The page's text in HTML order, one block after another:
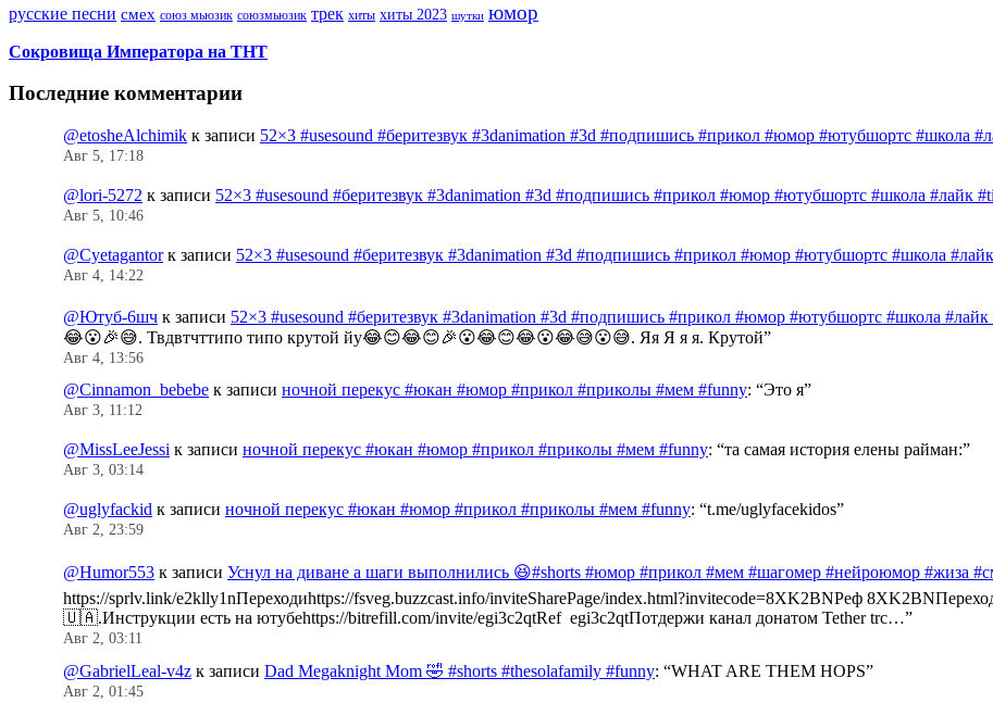
русские песни смех союз мьюзик союзмьюзик трек хиты хиты 2023 шутки юмор
Сокровища Императора на ТНТ
Последние комментарии
@etosheAlchimik к записи 52×3 #usesound #беритезвук #3danimation #3d #подпишись #прикол #юмор #ютубшортс #школа
Авг 5, 17:18
@lori-5272 к записи 52×3 #usesound #беритезвук #3danimation #3d #подпишись #прикол #юмор #ютубшортс #школа #лайк
Авг 5, 10:46
@Cyetagantorк записи 52×3 #usesound #беритезвук #3danimation #3d #подпишись #прикол #юмор #ютубшортс #школа
Авг 4, 14:22
@Ютуб-6шч к записи 52×3 #usesound #беритезвук #3danimation #3d #подпишись #прикол #юмор #ютубшортс #школа
😂😮🎉😅. Твдвтчттипо типо крутой йу😂😊😂😊🎉😮😂😊😂😮😂😅😮😅. Яя Я я я. Крутой”
Авг 4, 13:56
@Cinnamon_bebebe к записи ночной перекус #юкан #юмор #прикол #приколы #мем #funny: “Это я”
Авг 3, 11:12
@MissLeeJessi к записи ночной перекус #юкан #юмор #прикол #приколы #мем #funny: “та самая история елены райман:”
Авг 3, 03:14
@uglyfackid к записи ночной перекус #юкан #юмор #прикол #приколы #мем #funny: “t.me/uglyfacekidos”
Авг 2, 23:59
@Humor553 к записи Уснул на диване а шаги выполнились 😆#shorts #юмор #прикол #мем #шагомер #нейроюмор #жиза
https://sprlv.link/e2klly1nПереходиhttps://fsveg.buzzcast.info/inviteSharePage/index.html?invitecode=8XK2BNРеф
🇺🇦.Инструкции есть на ютубеhttps://bitrefill.com/invite/egi3c2qtRef egi3c2qtПотдержи канал донатом Tether trc…”
Авг 2, 03:11
@GabrielLeal-v4z к записи Dad Megaknight Mom 🤣 #shorts #thesolafamily #funny: “WHAT ARE THEM HOPS”
Авг 2, 01:45